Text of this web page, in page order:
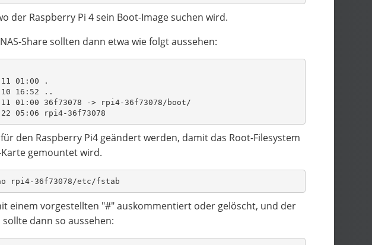
der Raspberry Pi 4 sein Boot-Image suchen wird.
Share sollten dann etwa wie folgt aussehen:
01:00 .
16:52 ..
01:00 36f73078 -> rpi4-36f73078/boot/
05:06 rpi4-36f73078
den Raspberry Pi4 geändert werden, damit das Root-Filesystem
Karte gemountet wird.
rpi4-36f73078/etc/fstab
einem vorgestellten "#" auskommentiert oder gelöscht, und der
dann so aussehen: